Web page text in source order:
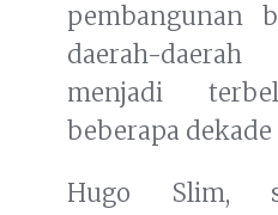
pembangunan
daerah-
menjadi
beberapa
Hugo Slim,